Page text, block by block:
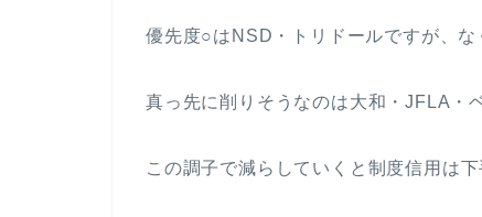
優先度○はNSD・トリドールですが、な
真っ先に削りそうなのは大和・JFLA・
この調子で減らしていくと制度信用は